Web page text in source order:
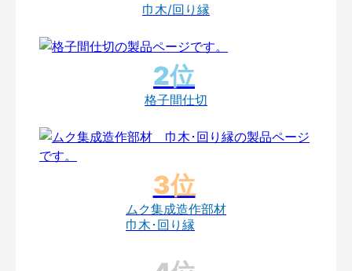
巾木/回り縁
格子間仕切
ムク集成造作部材
巾木･回り縁